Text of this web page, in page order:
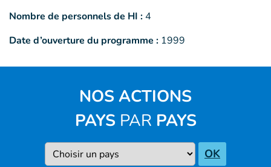
Nombre de personnels de HI :4
Date d’ouverture du programme : 1999
NOS ACTIONS
PAYSPAR PAYS
Pays OK